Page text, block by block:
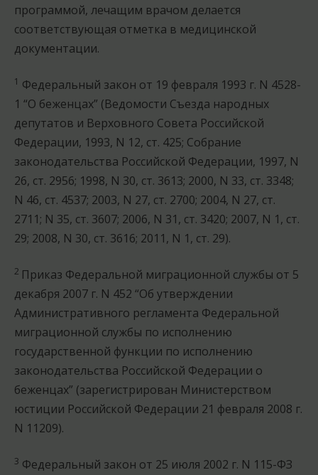
программой, лечащим врачом делается
соответствующая отметка в медицинской
документации.
1 Федеральный закон от 19 февраля 1993 г. N 4528-
1 “О беженцах” (Ведомости Съезда народных
депутатов и Верховного Совета Российской
Федерации, 1993, N 12, ст. 425; Собрание
законодательства Российской Федерации, 1997, N
26, ст. 2956; 1998, N 30, ст. 3613; 2000, N 33, ст. 3348;
N 46, ст. 4537; 2003, N 27, ст. 2700; 2004, N 27, ст.
2711; N 35, ст. 3607; 2006, N 31, ст. 3420; 2007, N 1, ст.
29; 2008, N 30, ст. 3616; 2011, N 1, ст. 29).
2 Приказ Федеральной миграционной службы от 5
декабря 2007 г. N 452 “Об утверждении
Административного регламента Федеральной
миграционной службы по исполнению
государственной функции по исполнению
законодательства Российской Федерации о
беженцах” (зарегистрирован Министерством
юстиции Российской Федерации 21 февраля 2008 г.
N 11209).
3 Федеральный закон от 25 июля 2002 г. N 115-ФЗ